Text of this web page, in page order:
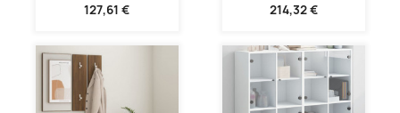
127,61 € 214,32 €